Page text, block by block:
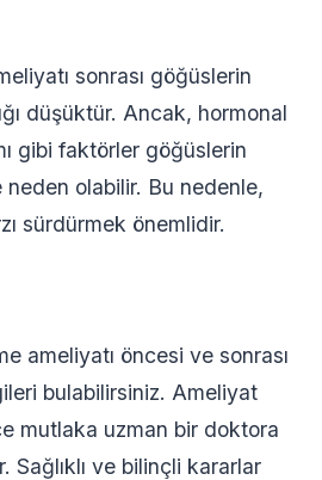
sonrası göğüslerin
düşüktür. Ancak, hormonal
gibi faktörler göğüslerin
olabilir. Bu nedenle,
sürdürmek önemlidir.
ameliyatı öncesi ve sonrası
bulabilirsiniz. Ameliyat
mutlaka uzman bir doktora
Sağlıklı ve bilinçli kararlar